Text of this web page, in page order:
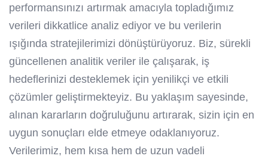
performansınızı artırmak amacıyla topladığımız
verileri dikkatlice analiz ediyor ve bu verilerin
ışığında stratejilerimizi dönüştürüyoruz. Biz, sürekli
güncellenen analitik veriler ile çalışarak, iş
hedeflerinizi desteklemek için yenilikçi ve etkili
çözümler geliştirmekteyiz. Bu yaklaşım sayesinde,
alınan kararların doğruluğunu artırarak, sizin için en
uygun sonuçları elde etmeye odaklanıyoruz.
Verilerimiz, hem kısa hem de uzun vadeli